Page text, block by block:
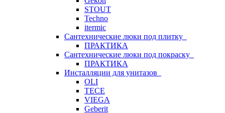
STOUT
Techno
itermic
Сантехнические люки под плитку
ПРАКТИКА
Сантехнические люки под покраску
ПРАКТИКА
Инсталляции для унитазов
OLI
TECE
VIEGA
Geberit